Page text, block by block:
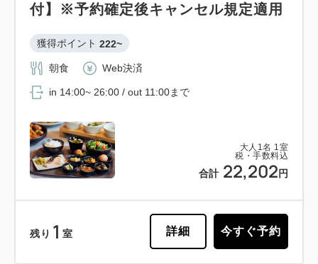
残り3室
大人 1名 1室
税・手数料込
合計 22,202 円
付】※予約確定後キャンセル規定適用
獲得ポイント 222~
朝食 Web決済
in 14:00~ 26:00 / out 11:00まで
残り 1 室 詳細 今すぐ予約